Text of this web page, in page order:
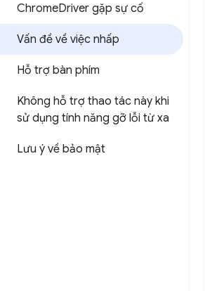
ChromeDriver gặp sự cố
Vấn đề về việc nhấp
Hỗ trợ bàn phím
Không hỗ trợ thao tác này khi
sử dụng tính năng gỡ lỗi từ xa
Lưu ý về bảo mật